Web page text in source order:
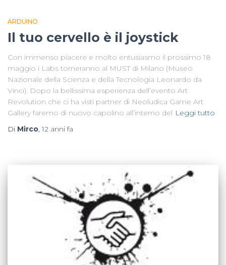
ARDUINO
Il tuo cervello è il joystick
Con immenso piacere e molto entusiasmo il prossimo 18
maggio i Labs torneranno al MUST di Milano (Museo
Nazionale della Scienza e della Tecnologia Leonardo da
Vinci). Dopo la bellissima esperienza dell’evento Art
Revolution che ci ha visti partner di Neoludica Game Art
Gallery faremo di nuovo capolino all’interno del Leggi tutto
Di Mirco,12 annifa